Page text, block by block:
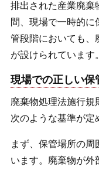
排出された産業廃棄
間、現場で一時的に
管段階においても、
が設けられています。
現場での正しい保
廃棄物処理法施行規
次のような基準が定
まず、保管場所の
います。廃棄物が外